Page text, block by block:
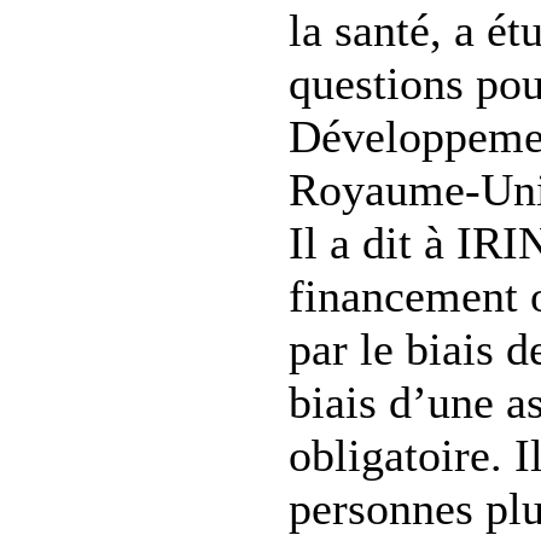
la santé, a
questions
Royaume-
Il a dit à
financement
par le biais
biais d’une
obligatoire.
personnes